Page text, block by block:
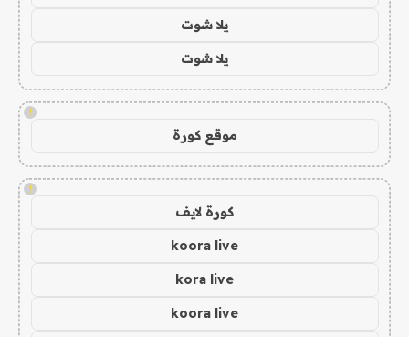
يلا شوت
يلا شوت
!
موقع كورة
!
كورة لايف
koora live
kora live
koora live